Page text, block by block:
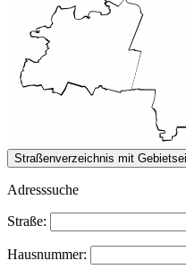
Adresssuche
Straße:
Hausnummer: